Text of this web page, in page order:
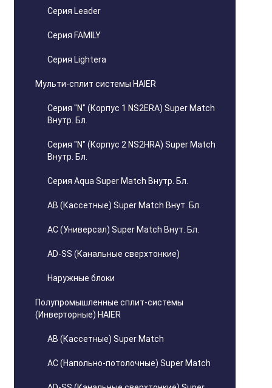
Серия Leader
Серия FAMILY
Серия Lightera
Мульти-сплит системы HAIER
Серия "N" (Корпус 1 NS2ERA) Super Match
Внутр. Бл.
Серия "N" (Корпус 2 NS2HRA) Super Match
Внутр. Бл.
Серия Aqua Super Match Внутр. Бл.
AB (Кассетные) Super Match Внут. Бл.
AC (Универсал) Super Match Внут. Бл.
AD-SS (Канальные сверхтонкие)
Наружные блоки
Полупромышленные сплит-системы
(Инверторные) HAIER
AB (Кассетные) Super Match
AC (Напольно-потолочные) Super Match